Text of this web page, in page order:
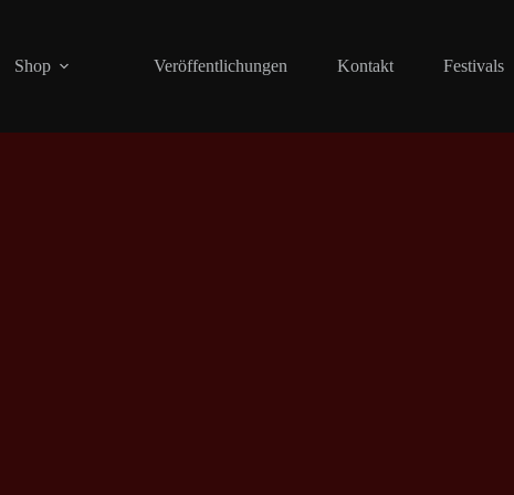
Shop Veröffentlichungen Kontakt Festivals